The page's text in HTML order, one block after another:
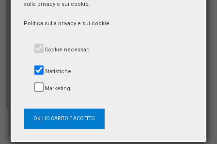
sulla privacy e sui cookie.
Politica sulla privacy e sui cookie
Cookie necessari
Statistiche
Marketing
OK, HO CAPITO E ACCETTO